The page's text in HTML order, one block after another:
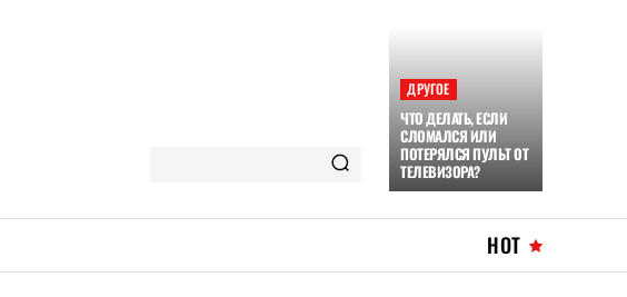
ДРУГОЕ
ЧТО ДЕЛАТЬ, ЕСЛИ
СЛОМАЛСЯ ИЛИ
ПОТЕРЯЛСЯ ПУЛЬТ ОТ
ТЕЛЕВИЗОРА?
HOT